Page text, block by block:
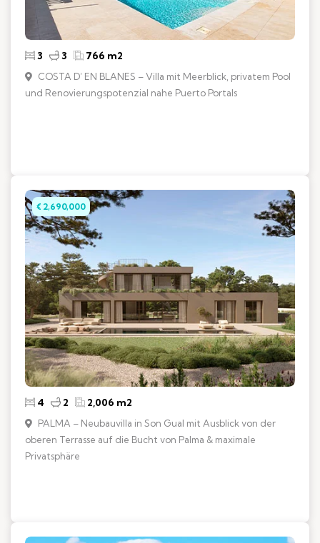
3 3 766 m2
COSTA D’ EN BLANES – Villa mit Meerblick, privatem Pool
und Renovierungspotenzial nahe Puerto Portals
€ 2,690,000
4 2 2,006 m2
PALMA – Neubauvilla in Son Gual mit Ausblick von der
oberen Terrasse auf die Bucht von Palma & maximale
Privatsphäre